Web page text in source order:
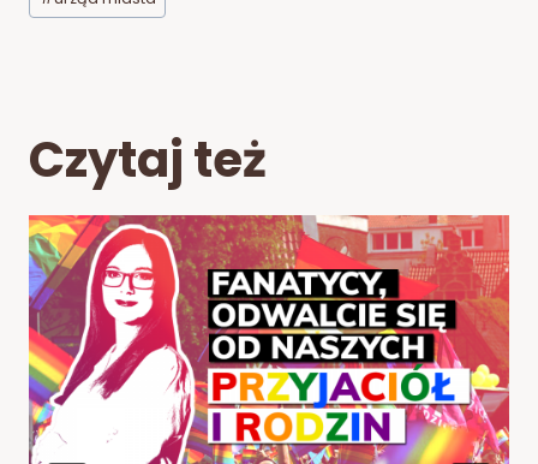
Czytaj też